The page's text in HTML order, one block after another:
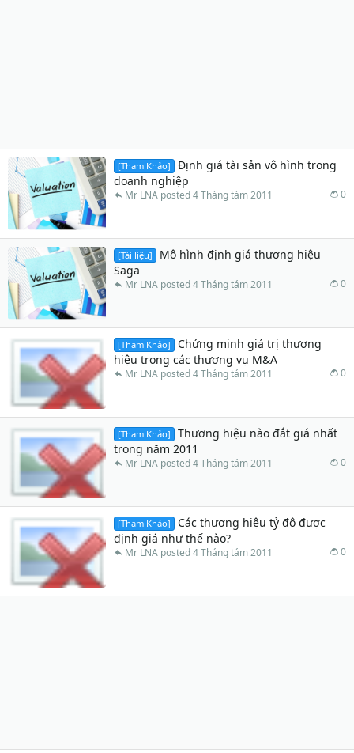
[Tham Khảo]
Định giá tài sản vô hình trong
doanh nghiệp
0
4 Tháng tám 2011
Mr LNA
[Tài liệu]
Mô hình định giá thương hiệu
Saga
0
4 Tháng tám 2011
Mr LNA
[Tham Khảo]
Chứng minh giá trị thương
hiệu trong các thương vụ M&A
0
4 Tháng tám 2011
Mr LNA
[Tham Khảo]
Thương hiệu nào đắt giá nhất
trong năm 2011
0
4 Tháng tám 2011
Mr LNA
[Tham Khảo]
Các thương hiệu tỷ đô được
định giá như thế nào?
0
4 Tháng tám 2011
Mr LNA